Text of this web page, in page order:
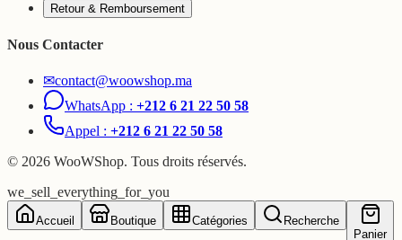
Retour & Remboursement
Nous Contacter
✉contact@woowshop.ma
WhatsApp : +212 6 21 22 50 58
Appel : +212 6 21 22 50 58
© 2026 WooWShop. Tous droits réservés.
we_sell_everything_for_you
Accueil Boutique Catégories
Recherche
Panier